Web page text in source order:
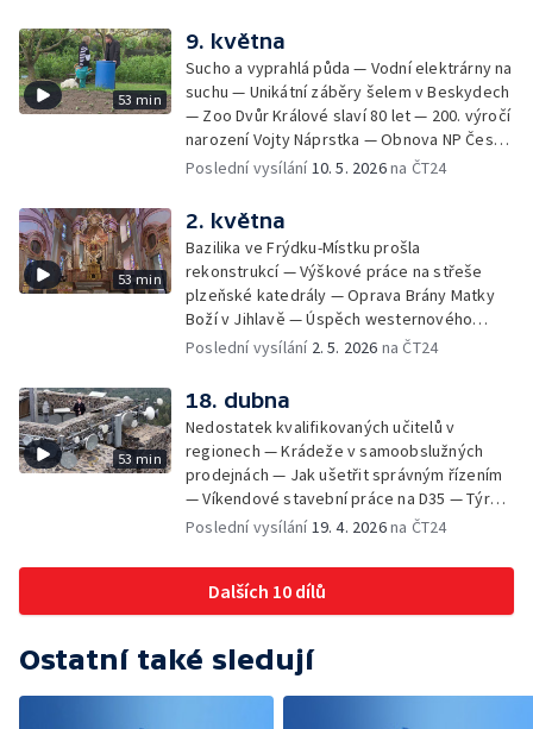
rybářské škole
53 min
9. května
Sucho a vyprahlá půda — Vodní elektrárny na
suchu — Unikátní záběry šelem v Beskydech
— Zoo Dvůr Králové slaví 80 let — 200. výročí
narození Vojty Náprstka — Obnova NP České
Švýcarsko po požáru — Rychlejší opravy
betonovým vejcem v Plzni — Spory o
výtvarná díla s politickým pozadím — Letní
sezona na horách a v kempech —
Povstalecké velitelství Velké Prahy Bartoš
Poslední vysílání 10. 5. 2026na ČT24
53 min
2. května
Bazilika ve Frýdku-Místku prošla
rekonstrukcí — Výškové práce na střeše
plzeňské katedrály — Oprava Brány Matky
Boží v Jihlavě — Úspěch westernového
jezdce z Kobylí — Příběh japonské hraběnky
osvobození Ostravy — Osvobozování
Československa po válce — Slavnosti
svobody — Koupaliště v Rapotíně nahradí
biotop — Hurvínek slaví 100 let — Odborníci
zkoumají nářečí ve Staré Bělé —
Architektura Evy Jiřičné na pardubickém
zámku — Místo lávky postavili v Pelhřimově
na jižní Moravě
Poslední vysílání 2. 5. 2026 na ČT24
53 min
18. dubna
Nedostatek kvalifikovaných učitelů v
regionech — Krádeže v samoobslužných
prodejnách — Jak ušetřit správným řízením
— Víkendové stavební práce na D35 — Týrání
a nevhodný chov zvířat — O dominantu
Mezinárodní den památek v Třebíči —
Významní výrobci českého porcelánu a jeho
značení — Český porcelán pro Titanic —
Vysočině — Sázení stromků s příběhem —
Poslední vysílání 19. 4. 2026na ČT24
Dalších 10 dílů
Ostatní také sledují